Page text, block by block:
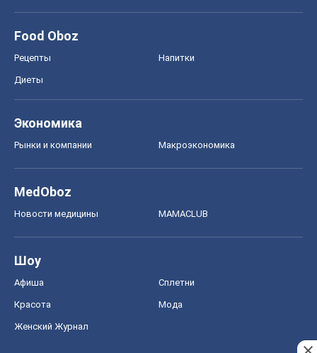
Food Oboz
Рецепты Напитки
Диеты
Экономика
Рынки и компании Mакроэкономика
MedOboz
Новости медицины MAMACLUB
Шоу
Афиша Сплетни
Красота Мода
Женский Журнал